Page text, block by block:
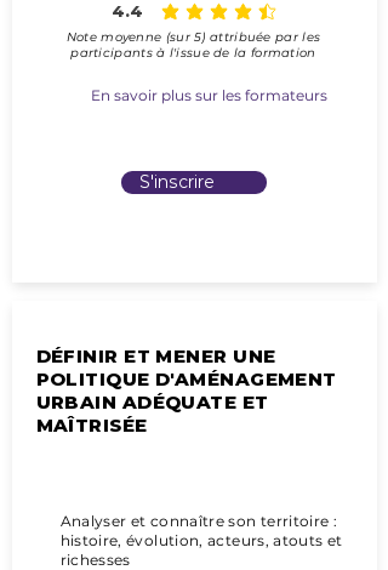
4.4 la note moyenne est
Note moyenne (sur 5) attribuéepar les
participants à l'issue de la formation
En savoir plus sur les formateurs
S'inscrire
DÉFINIR ET MENER UNE
POLITIQUE D'AMÉNAGEMENT
URBAIN ADÉQUATE ET
MAÎTRISÉE
Analyser et connaître son territoire :
histoire, évolution, acteurs, atouts et
richesses